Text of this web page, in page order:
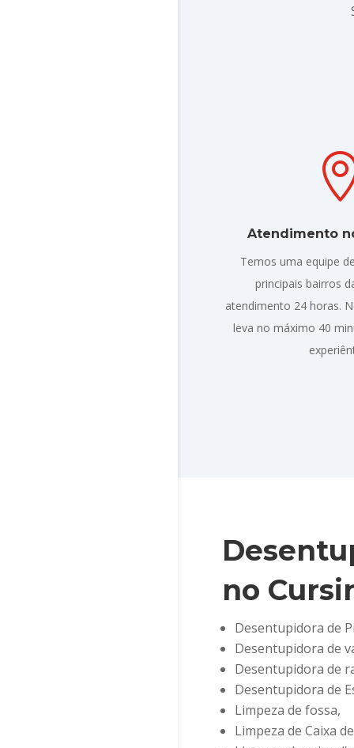
Atendimento
Temos uma equipe
principais bairros
atendimento 24 horas.
leva no máximo 40
no
Desentupidora de
Desentupidora de
Desentupidora de
Desentupidora de
Limpeza de fossa,
Limpeza de Caixa